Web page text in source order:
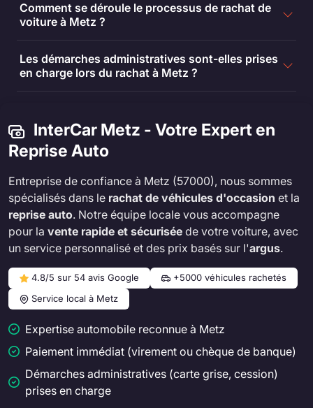
Comment se déroule le processus de rachat de
voiture à Metz ?
Les démarches administratives sont-elles prises
en charge lors du rachat à Metz ?
InterCar Metz - Votre Expert en
Reprise Auto
Entreprise de confiance à Metz (57000), nous sommes
spécialisés dans le rachat de véhicules d'occasion et la
reprise auto. Notre équipe locale vous accompagne
pour la vente rapide et sécurisée de votre voiture, avec
un service personnalisé et des prix basés sur l'argus.
4.8/5 sur 54 avis Google
+5000 véhicules rachetés
Service local à Metz
Expertise automobile reconnue à Metz
Paiement immédiat (virement ou chèque de banque)
Démarches administratives (carte grise, cession)
prises en charge